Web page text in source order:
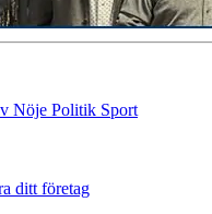
Nöje Politik Sport
ditt företag